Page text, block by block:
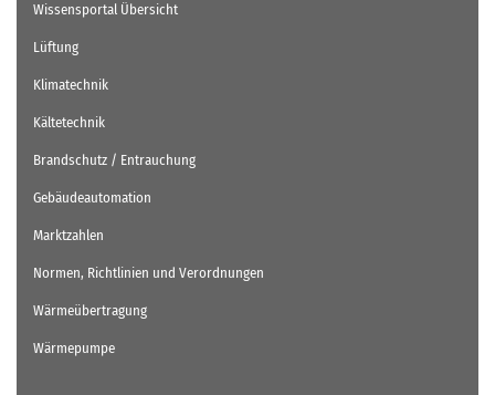
Wissensportal Übersicht
Lüftung
Klimatechnik
Kältetechnik
Brandschutz / Entrauchung
Gebäudeautomation
Marktzahlen
Normen, Richtlinien und Verordnungen
Wärmeübertragung
Wärmepumpe